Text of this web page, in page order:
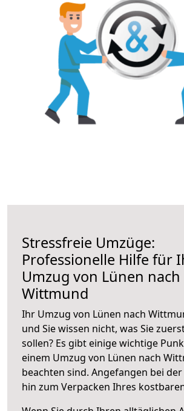
Stressfreie Umzüge:
Professionelle Hilfe für
Umzug von Lünen nach
Wittmund
Ihr Umzug von Lünen nach
und Sie wissen nicht, was Sie
sollen? Es gibt einige wichtige
einem Umzug von Lünen nach
beachten sind. Angefangen bei
hin zum Verpacken Ihres